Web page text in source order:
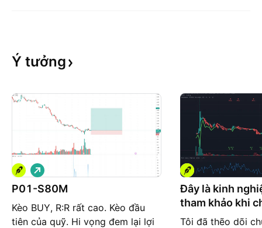
Ý tưởng
P01-S80M
Kèo BUY, R:R rất cao. Kèo đầu
tiên của quỹ. Hi vọng đem lại lợi
G
i
á
l
ê
n
Đây là kinh
tham khảo khi
khoán Mỹ
Tôi đã thẽo dõi